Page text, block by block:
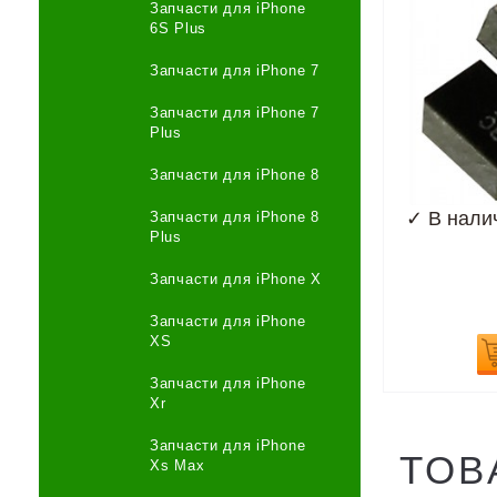
Запчасти для iPhone
6S Plus
Запчасти для iPhone 7
Запчасти для iPhone 7
Plus
Запчасти для iPhone 8
Запчасти для iPhone 8
Plus
Запчасти для iPhone X
Запчасти для iPhone
XS
Запчасти для iPhone
Xr
Запчасти для iPhone
Xs Max
✓ В